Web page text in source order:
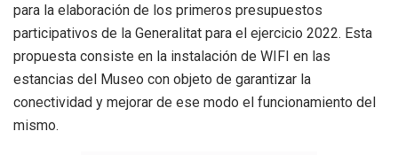
para la elaboración de los primeros presupuestos
participativos de la Generalitat para el ejercicio 2022. Esta
propuesta consiste en la instalación de WIFI en las
estancias del Museo con objeto de garantizar la
conectividad y mejorar de ese modo el funcionamiento del
mismo.